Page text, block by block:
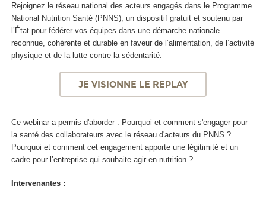
Rejoignez le réseau national des acteurs engagés dans le Programme
National Nutrition Santé (PNNS), un dispositif gratuit et soutenu par
l’État pour fédérer vos équipes dans une démarche nationale
reconnue, cohérente et durable en faveur de l’alimentation, de l’activité
physique et de la lutte contre la sédentarité.
JE VISIONNE LE REPLAY
Ce webinar a permis d'aborder : Pourquoi et comment s'engager pour
la santé des collaborateurs avec le réseau d'acteurs du PNNS ?
Pourquoi et comment cet engagement apporte une légitimité et un
cadre pour l’entreprise qui souhaite agir en nutrition ?
Intervenantes :